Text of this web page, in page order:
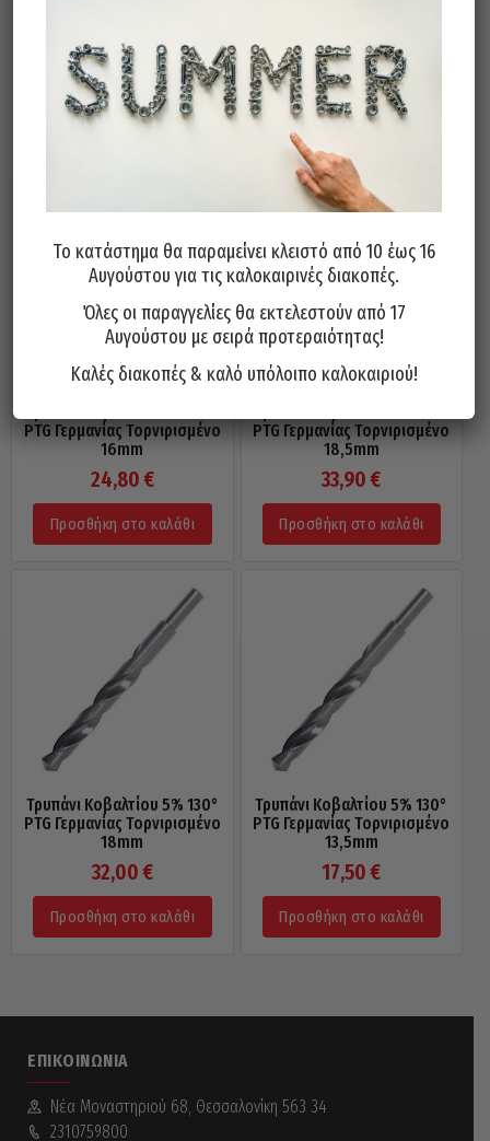
Σχετικά προϊόντα
PTG Γερμανίας Τορνιρισμένο
16mm
24,80 €
Προσθήκη στο καλάθι
PTG Γερμανίας Τορνιρισμένο
18,5mm
33,90€
Προσθήκη στο καλάθι
Τρυπάνι Κοβαλτίου 5% 130°
PTG Γερμανίας Τορνιρισμένο
18mm
32,00 €
Προσθήκη στο καλάθι
Τρυπάνι Κοβαλτίου 5% 130°
PTG Γερμανίας Τορνιρισμένο
13,5mm
17,50€
Προσθήκη στο καλάθι
ΕΠΙΚΟΙΝΩΝΊΑ
Νέα Mοναστηριού 68, Θεσσαλονίκη 563 34
2310759800
Το κατάστημα θα παραμείνει κλειστό από 10 έως 16
Αυγούστου για τις καλοκαιρινές διακοπές.
Όλες οι παραγγελίες θα εκτελεστούν από 17
Αυγούστου με σειρά προτεραιότητας!
Καλές διακοπές & καλό υπόλοιπο καλοκαιριού!